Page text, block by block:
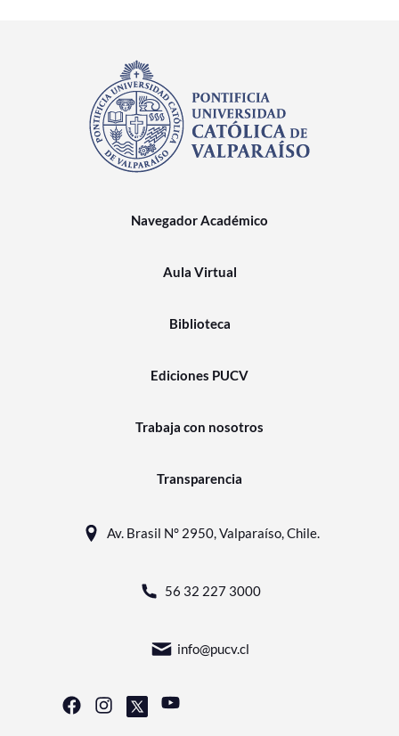
Navegador Académico
Aula Virtual
Biblioteca
Ediciones PUCV
Trabaja con nosotros
Transparencia
Av. Brasil N° 2950, Valparaíso, Chile.
56 32 227 3000
info@pucv.cl